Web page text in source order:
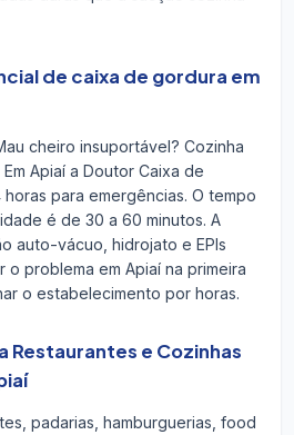
de caixa de gordura em
cheiro insuportável? Cozinha
Apiaí a Doutor Caixa de
para emergências. O tempo
é de 30 a 60 minutos. A
auto-vácuo, hidrojato e EPIs
problema em Apiaí na primeira
o estabelecimento por horas.
Restaurantes e Cozinhas
padarias, hamburguerias, food